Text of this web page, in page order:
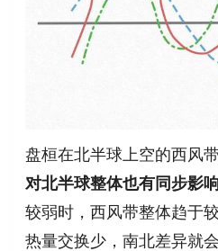
盘桓在北半球上空的西风
对北半球整体也有同步影
较弱时，西风带整体趋于
热量交换少，南北差异就